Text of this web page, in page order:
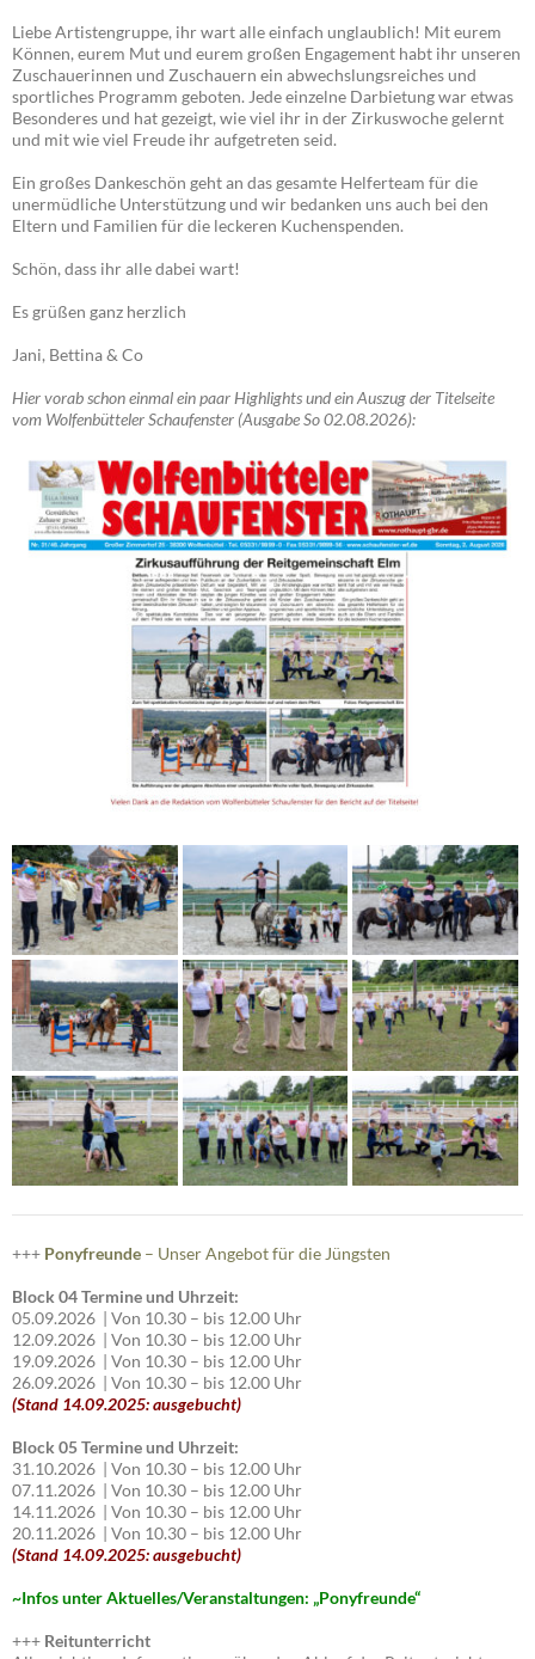
Liebe Artistengruppe, ihr wart alle einfach unglaublich! Mit eurem
Können, eurem Mut und eurem großen Engagement habt ihr unseren
Zuschauerinnen und Zuschauern ein abwechslungsreiches und
sportliches Programm geboten. Jede einzelne Darbietung war etwas
Besonderes und hat gezeigt, wie viel ihr in der Zirkuswoche gelernt
und mit wie viel Freude ihr aufgetreten seid.
Ein großes Dankeschön geht an das gesamte Helferteam für die
unermüdliche Unterstützung und wir bedanken uns auch bei den
Eltern und Familien für die leckeren Kuchenspenden.
Schön, dass ihr alle dabei wart!
Es grüßen ganz herzlich
Jani, Bettina & Co
Hier vorab schon einmal ein paar Highlights und ein Auszug der Titelseite
vom Wolfenbütteler Schaufenster (Ausgabe So 02.08.2026):
+++ Ponyfreunde – Unser Angebot für die Jüngsten
Block 04 Termine und Uhrzeit:
05.09.2026 | Von 10.30 – bis 12.00 Uhr
12.09.2026 | Von 10.30 – bis 12.00 Uhr
19.09.2026 | Von 10.30 – bis 12.00 Uhr
26.09.2026 | Von 10.30 – bis 12.00 Uhr
(Stand 14.09.2025: ausgebucht)
Block 05 Termine und Uhrzeit:
31.10.2026 | Von 10.30 – bis 12.00 Uhr
07.11.2026 | Von 10.30 – bis 12.00 Uhr
14.11.2026 | Von 10.30 – bis 12.00 Uhr
20.11.2026 | Von 10.30 – bis 12.00 Uhr
(Stand 14.09.2025: ausgebucht)
~Infos unter Aktuelles/Veranstaltungen: „Ponyfreunde“
+++ Reitunterricht